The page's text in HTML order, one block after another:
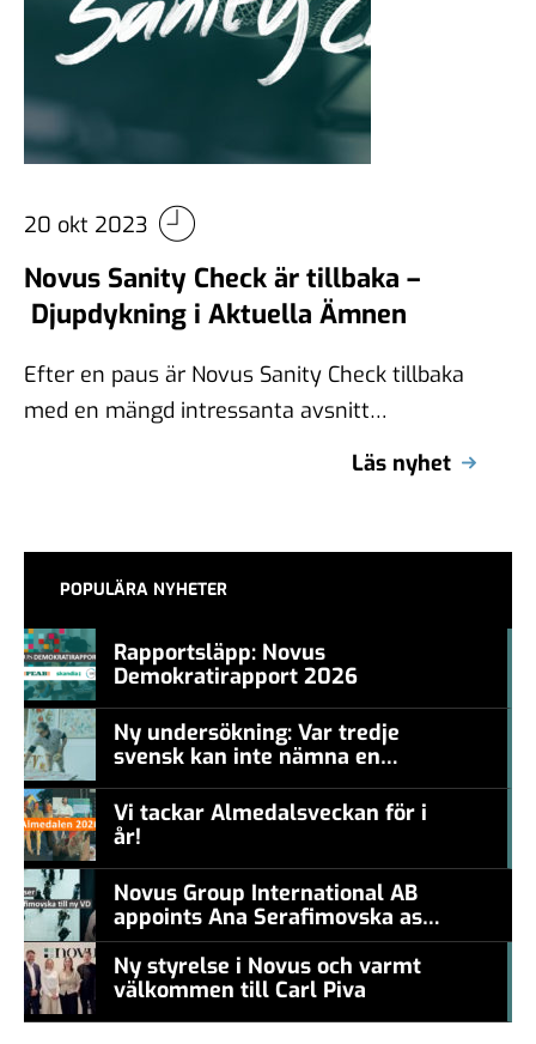
20 okt 2023
Novus Sanity Check är tillbaka –
Djupdykning i Aktuella Ämnen
Efter en paus är Novus Sanity Check tillbaka
med en mängd intressanta avsnitt
Läs nyhet
POPULÄRA NYHETER
Rapportsläpp: Novus
Demokratirapport 2026
Ny undersökning: Var tredje
svensk kan inte nämna en
Vi tackar Almedalsveckan för i
år!
Novus Group International AB
appoints Ana Serafimovska as
new CEO
Ny styrelse i Novus och varmt
välkommen till Carl Piva